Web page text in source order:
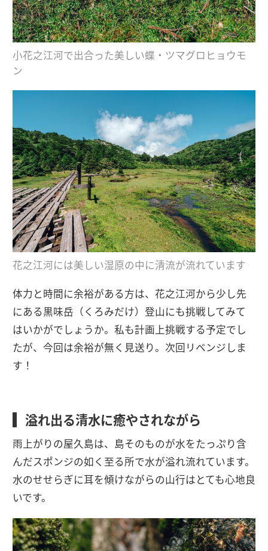
小花之江河で出合った美しい蝶・ツマグロヒョウモ
ン
花之江河には美しい湿原の中に清流が流れています
体力と時間に余裕がある方は、花之江河から少し先
にある黒味岳（くろみだけ）登山にも挑戦してみて
はいかがでしょうか。私も計画上挑戦する予定でし
たが、今回は余裕が無く見送り。次回リベンジしま
す！
溢れ出る清水に癒やされながら
雨上がりの屋久島は、島そのものが水をたっぷり含
んだスポンジの如く至る所で水が溢れ流れています。
水のせせらぎに耳を傾けながらの山行はとても心地良
いです。